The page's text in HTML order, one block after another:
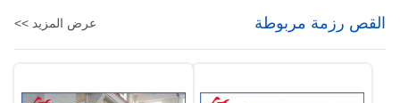
القص رزمة مربوطة عرض المزيد >>